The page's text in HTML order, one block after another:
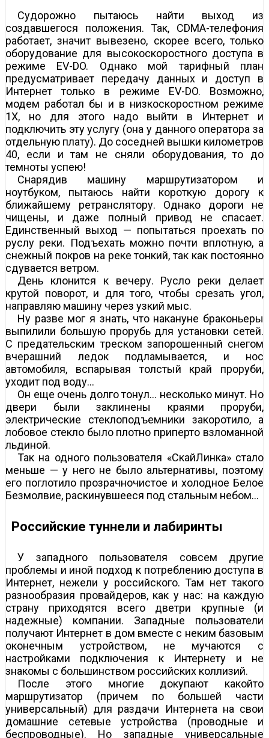
Судорожно пытаюсь найти выход из
создавшегося положения. Так, CDMA-телефония
работает, значит вывезено, скорее всего, только
оборудование для высокоскоростного доступа в
режиме EV-DO. Однако мой тарифный план
предусматривает передачу данных и доступ в
Интернет только в режиме EV-DO. Возможно,
модем работал бы и в низкоскоростном режиме
1X, но для этого надо выйти в Интернет и
подключить эту услугу (она у данного оператора за
отдельную плату). До соседней вышки километров
40, если и там не сняли оборудования, то до
темноты успею!
Снарядив машину маршрутизатором и
ноутбуком, пытаюсь найти короткую дорогу к
ближайшему ретранслятору. Однако дороги не
чищены, и даже полный привод не спасает.
Единственный выход — попытаться проехать по
руслу реки. Подъехать можно почти вплотную, а
снежный покров на реке тонкий, так как постоянно
сдувается ветром.
День клонится к вечеру. Русло реки делает
крутой поворот, и для того, чтобы срезать угол,
направляю машину через узкий мыс.
Ну разве мог я знать, что накануне браконьеры
выпилили большую прорубь для установки сетей.
С предательским треском запорошенный снегом
вчерашний ледок подламывается, и нос
автомобиля, вспарывая толстый край проруби,
уходит под воду…
Он еще очень долго тонул… несколько минут. Но
двери были заклинены краями проруби,
электрические стеклоподъемники закоротило, а
лобовое стекло было плотно приперто взломанной
льдиной.
Так на одного пользователя «СкайЛинка» стало
меньше — у него не было альтернативы, поэтому
его поглотило прозрачно­чистое и холодное Белое
Безмолвие, раскинувшееся под стальным небом...
Российские туннели и лабиринты
У западного пользователя совсем другие
проблемы и иной подход к потреблению доступа в
Интернет, нежели у российского. Там нет такого
разнообразия провайдеров, как у нас: на каждую
страну приходятся всего две­три крупные (и
надежные) компании. Западные пользователи
получают Интернет в дом вместе с неким базовым
оконечным устройством, не мучаются с
настройками подключения к Интернету и не
знакомы с большинством российских коллизий.
После этого многие докупают какой­то
маршрутизатор (причем по большей части
универсальный) для раздачи Интернета на свои
домашние сетевые устройства (проводные и
беспроводные). Но западные универсальные